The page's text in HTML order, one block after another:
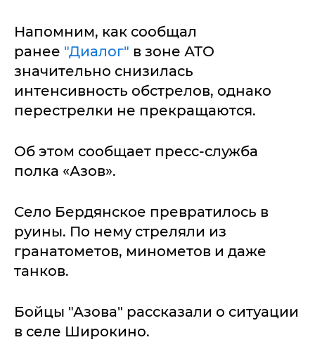
Напомним, как сообщал
ранее "Диалог" в зоне АТО
значительно снизилась
интенсивность обстрелов, однако
перестрелки не прекращаются.
Об этом сообщает пресс-служба
полка «Азов».
Село Бердянское превратилось в
руины. По нему стреляли из
гранатометов, минометов и даже
танков.
Бойцы "Азова" рассказали о ситуации
в селе Широкино.